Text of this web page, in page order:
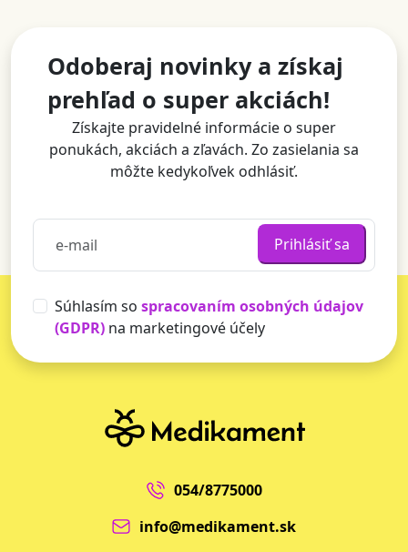
Odoberaj novinky a získaj
prehľad o super akciách!
Získajte pravidelné informácie o super
ponukách, akciách a zľavách. Zo zasielania sa
môžte kedykoľvek odhlásiť.
Prihlásiť sa
Súhlasím so spracovaním osobných údajov
(GDPR) na marketingové účely
054/8775000
info@medikament.sk